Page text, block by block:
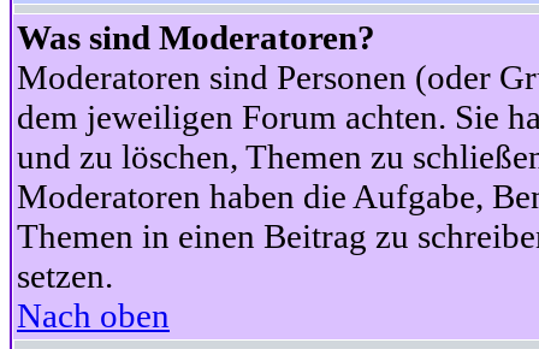
Was sind Moderatoren?
Moderatoren sind Personen (oder
dem jeweiligen Forum achten. Sie
und zu löschen, Themen zu
Moderatoren haben die Aufgabe,
Themen in einen Beitrag zu
setzen.
Nach oben